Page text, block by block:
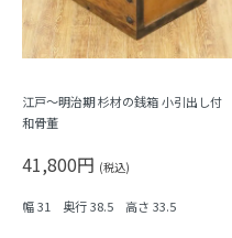
江戸～明治期 杉材の銭箱 小引出し付
和骨董
41,800円 (税込)
幅 31 奥行 38.5 高さ 33.5